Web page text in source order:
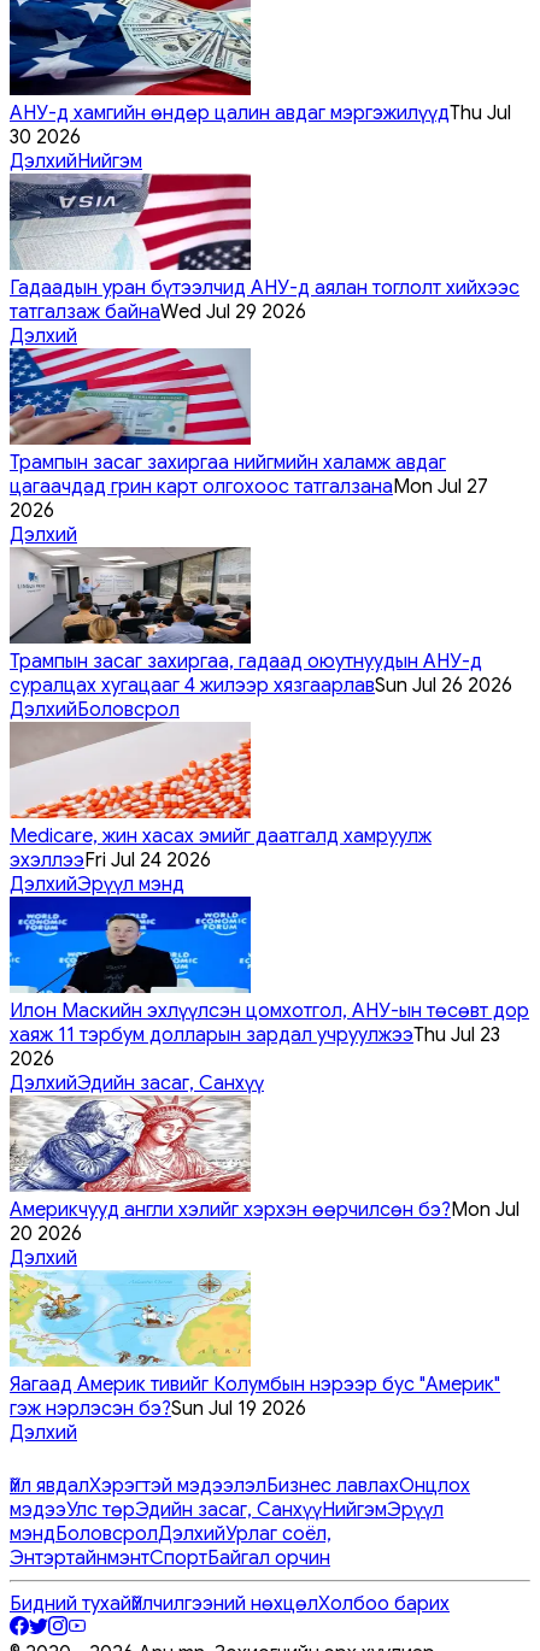
АНУ-д хамгийн өндөр цалин авдаг мэргэжилүүдThu Jul
30 2026
ДэлхийНийгэм
Гадаадын уран бүтээлчид АНУ-д аялан тоглолт хийхээс
татгалзаж байнаWed Jul 29 2026
Дэлхий
Трампын засаг захиргаа нийгмийн халамж авдаг
цагаачдад грин карт олгохоос татгалзанаMon Jul 27
2026
Дэлхий
Трампын засаг захиргаа, гадаад оюутнуудын АНУ-д
суралцах хугацааг 4 жилээр хязгаарлавSun Jul 26 2026
ДэлхийБоловсрол
Medicare, жин хасах эмийг даатгалд хамруулж
эхэллээFri Jul 24 2026
ДэлхийЭрүүл мэнд
Илон Маскийн эхлүүлсэн цомхотгол, АНУ-ын төсөвт дор
хаяж 11 тэрбум долларын зардал учруулжээThu Jul 23
2026
ДэлхийЭдийн засаг, Санхүү
Америкчууд англи хэлийг хэрхэн өөрчилсөн бэ?Mon Jul
20 2026
Дэлхий
Яагаад Америк тивийг Колумбын нэрээр бус "Америк"
гэж нэрлэсэн бэ?Sun Jul 19 2026
Дэлхий
Үйл явдалХэрэгтэй мэдээлэлБизнес лавлахОнцлох
мэдээУлс төрЭдийн засаг, СанхүүНийгэмЭрүүл
мэндБоловсролДэлхийУрлаг соёл,
ЭнтэртайнмэнтСпортБайгал орчин
Бидний тухайҮйлчилгээний нөхцөлХолбоо барих